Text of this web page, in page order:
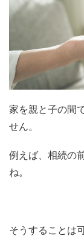
家を親と子の間
せん。
例えば、相続の
ね。
そうすることは